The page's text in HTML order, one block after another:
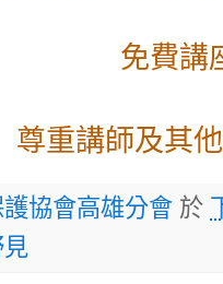
免費講
尊重講師及其
協會高雄分會 於